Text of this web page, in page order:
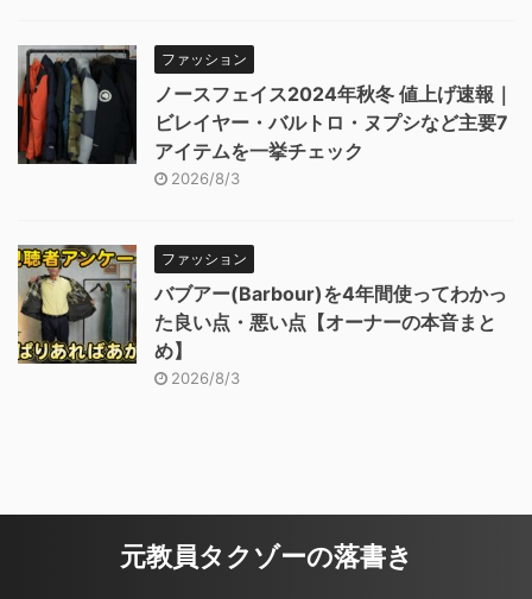
ファッション
ノースフェイス2024年秋冬 値上げ速報｜
ビレイヤー・バルトロ・ヌプシなど主要7
アイテムを一挙チェック
2026/8/3
ファッション
バブアー(Barbour)を4年間使ってわかっ
た良い点・悪い点【オーナーの本音まと
め】
2026/8/3
元教員タクゾーの落書き